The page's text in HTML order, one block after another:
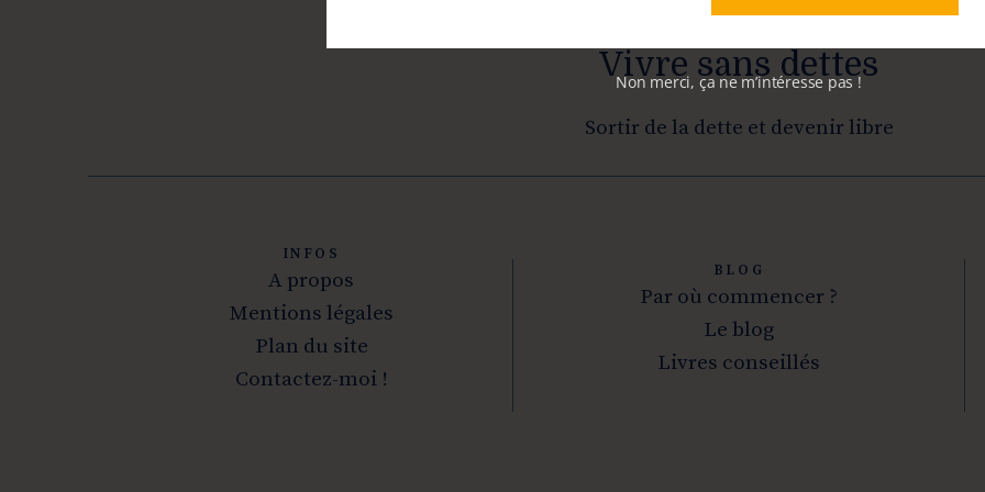
Vivre sans dettes
Sortir de la dette et devenir libre
INFOS
A propos
Mentions légales
Plan du site
Contactez-moi !
BLOG
Par où commencer ?
Le blog
Livres conseillés
Non merci, ça ne m’intéresse pas !